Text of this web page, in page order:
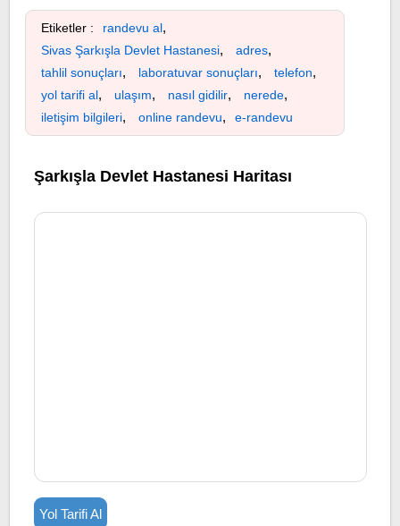
Etiketler : randevu al,
Sivas Şarkışla Devlet Hastanesi, adres,
tahlil sonuçları, laboratuvar sonuçları, telefon,
yol tarifi al, ulaşım, nasıl gidilir, nerede,
iletişim bilgileri, online randevu, e-randevu
Şarkışla Devlet Hastanesi Haritası
Yol Tarifi Al